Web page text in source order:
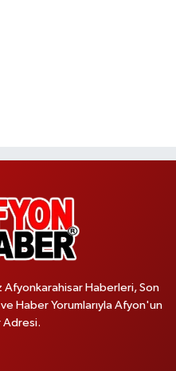
Afyonkarahisar Haberleri, Son
ve Haber Yorumlarıyla Afyon'un
Adresi.